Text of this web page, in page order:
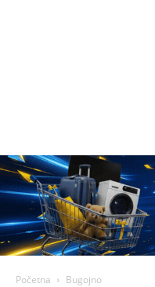
Početna Bugojno